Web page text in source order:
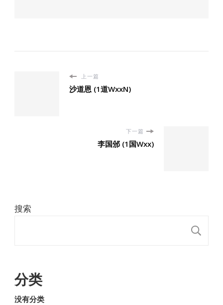
上一篇
沙道恩 (1道WxxN)
下一篇
李国邠 (1国Wxx)
搜索
分类
没有分类